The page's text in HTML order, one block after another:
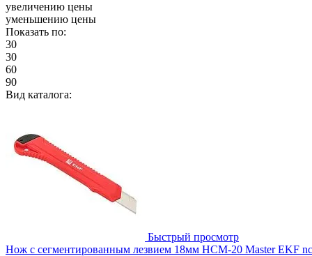
увеличению цены
уменьшению цены
Показать по:
30
30
60
90
Вид каталога:
Быстрый просмотр
Нож с сегментированным лезвием 18мм НСМ-20 Master EKF